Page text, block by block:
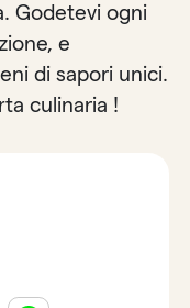
Godetevi ogni
e
di sapori unici.
culinaria !